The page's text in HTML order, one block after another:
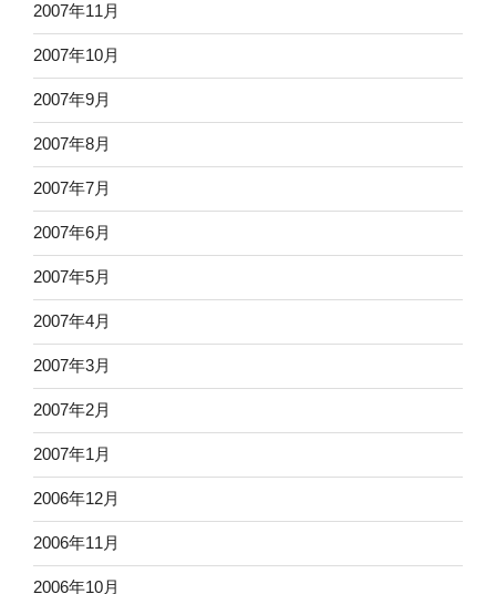
2007年11月
2007年10月
2007年9月
2007年8月
2007年7月
2007年6月
2007年5月
2007年4月
2007年3月
2007年2月
2007年1月
2006年12月
2006年11月
2006年10月